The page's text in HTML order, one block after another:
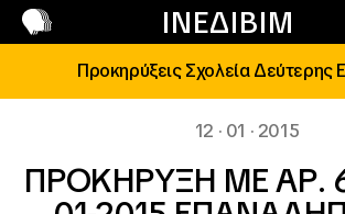
ΙΝΕΔΙΒΙΜ
Επικοινωνία
Προκηρύξεις Σχολεία Δεύτερης
12 · 01 · 2015
ΠΡΟΚΗΡΥΞΗ ΜΕ ΑΡ.